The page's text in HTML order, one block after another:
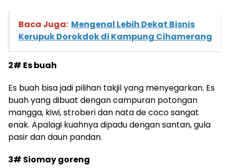
Baca Juga: Mengenal Lebih Dekat Bisnis
Kerupuk Dorokdok di Kampung Cihamerang
2# Es buah
Es buah bisa jadi pilihan takjil yang menyegarkan. Es
buah yang dibuat dengan campuran potongan
mangga, kiwi, stroberi dan nata de coco sangat
enak. Apalagi kuahnya dipadu dengan santan, gula
pasir dan daun pandan.
3# Siomay goreng